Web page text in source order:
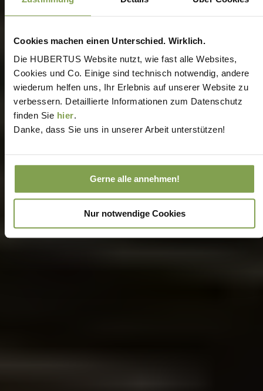
Cookies machen einen Unterschied. Wirklich.
Die HUBERTUS Website nutzt, wie fast alle Websites,
Cookies und Co. Einige sind technisch notwendig, andere
wiederum helfen uns, Ihr Erlebnis auf unserer Website zu
verbessern. Detaillierte Informationen zum Datenschutz
finden Sie hier.
Danke, dass Sie uns in unserer Arbeit unterstützen!
Gerne alle annehmen!
Nur notwendige Cookies